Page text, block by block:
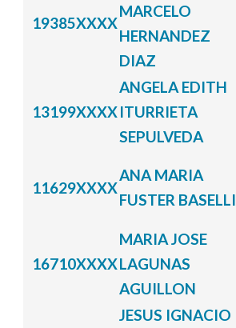
19385XXXX
MARCELO
HERNANDEZ
DIAZ
13199XXXX
ANGELA EDITH
ITURRIETA
SEPULVEDA
11629XXXX
ANA MARIA
FUSTER BASELLI
16710XXXX
MARIA JOSE
LAGUNAS
AGUILLON
JESUS IGNACIO